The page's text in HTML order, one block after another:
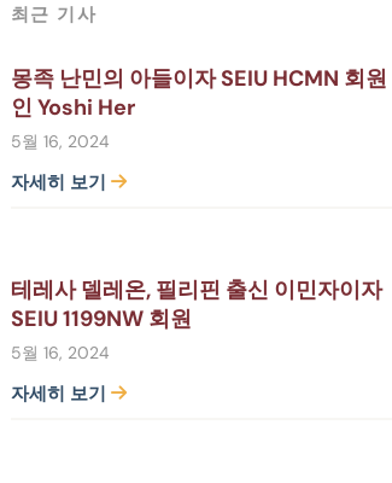
최근 기사
몽족 난민의 아들이자 SEIU HCMN 회원
인 Yoshi Her
5월 16, 2024
자세히 보기
테레사 델레온, 필리핀 출신 이민자이자
SEIU 1199NW 회원
5월 16, 2024
자세히 보기